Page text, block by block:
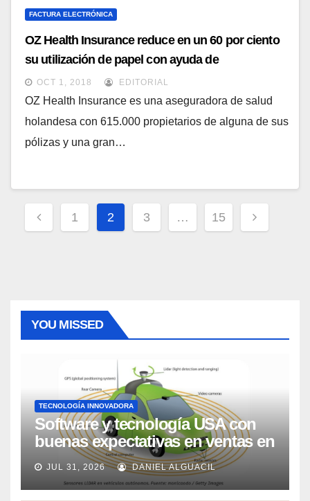
FACTURA ELECTRÓNICA
OZ Health Insurance reduce en un 60 por ciento
su utilización de papel con ayuda de
StreamServe EDP
OCT 1, 2018 EDITORIAL
OZ Health Insurance es una aseguradora de salud
holandesa con 615.000 propietarios de alguna de sus
pólizas y una gran…
Paginación
de
1 2 3 … 15
YOU MISSED
TECNOLOGÍA INNOVADORA
Software y tecnología USA con
buenas expectativas en ventas en
los próximos 2 años, según
Market Watch
JUL 31, 2026 DANIEL ALGUACIL